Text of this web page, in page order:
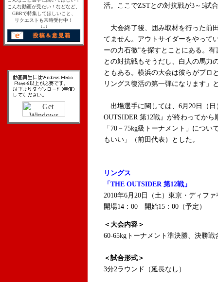
こんな動画が見たい！などなど、
GBRで特集してほしいこと、
リクエストも常時受付中！
↓↓↓
活。ここでZSTとの対抗戦が3～5試
大会終了後、囲み取材を行った前
てません。アウトサイダーをやって
ーの力石徹”を探すとことにある。
との対抗戦もそうだし、白人の馬力
ともある。横浜の大会は彼らがプロ
リングス復活の第一弾になります」
出場選手に関しては、6月20日（日
OUTSIDER 第12戦』 が終わってから
「70－75kg級トーナメント」につ
もいい」（前田代表）とした。
リングス
「THE OUTSIDER 第12戦」
2010年6月20日（土）東京・ディファ
開場14：00 開始15：00（予定）
＜大会内容＞
60-65kgトーナメント準決勝、決勝戦
＜試合形式＞
3分2ラウンド（延長なし）